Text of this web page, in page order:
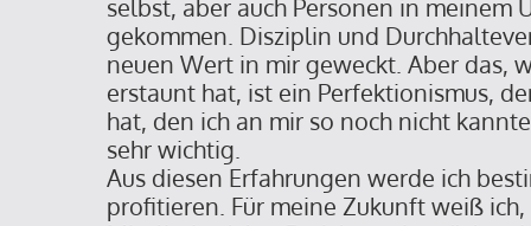
selbst, aber auch Personen in meinem
gekommen. Disziplin und
neuen Wert in mir geweckt. Aber das,
erstaunt hat, ist ein Perfektionismus,
hat, den ich an mir so noch nicht
sehr wichtig.
Aus diesen Erfahrungen werde ich
profitieren. Für meine Zukunft weiß